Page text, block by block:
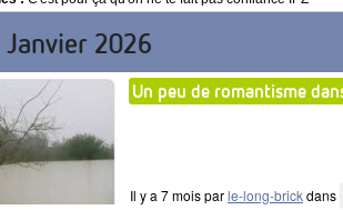
2026
Un peu de romantisme
Il y a 7 mois parle-long-brickdans